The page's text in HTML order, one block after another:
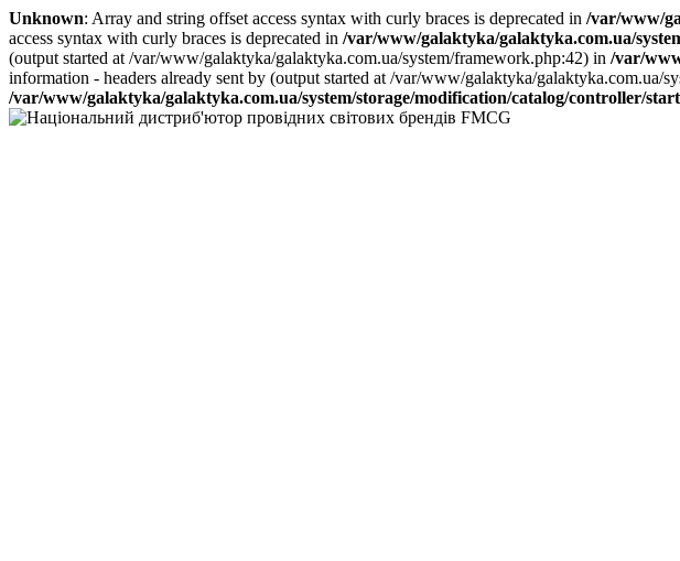
Unknown: Array and string offset access syntax with curly braces is deprecated in /var/www/
access syntax with curly braces is deprecated in /var/www/galaktyka/galaktyka.com.ua/
(output started at /var/www/galaktyka/galaktyka.com.ua/system/framework.php:42) in /var/
information - headers already sent by (output started at /var/www/galaktyka/galaktyka.com.ua/
/var/www/galaktyka/galaktyka.com.ua/system/storage/modification/catalog/controller/